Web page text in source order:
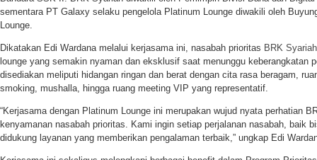
sementara PT Galaxy selaku pengelola Platinum Lounge diwakili oleh
Lounge.
Dikatakan Edi Wardana melalui kerjasama ini, nasabah prioritas BRK Syariah
lounge yang semakin nyaman dan eksklusif saat menunggu keberangkatan
disediakan meliputi hidangan ringan dan berat dengan cita rasa beragam,
smoking, mushalla, hingga ruang meeting VIP yang representatif.
“Kerjasama dengan Platinum Lounge ini merupakan wujud nyata perhatian
kenyamanan nasabah prioritas. Kami ingin setiap perjalanan nasabah, baik
didukung layanan yang memberikan pengalaman terbaik,” ungkap Edi